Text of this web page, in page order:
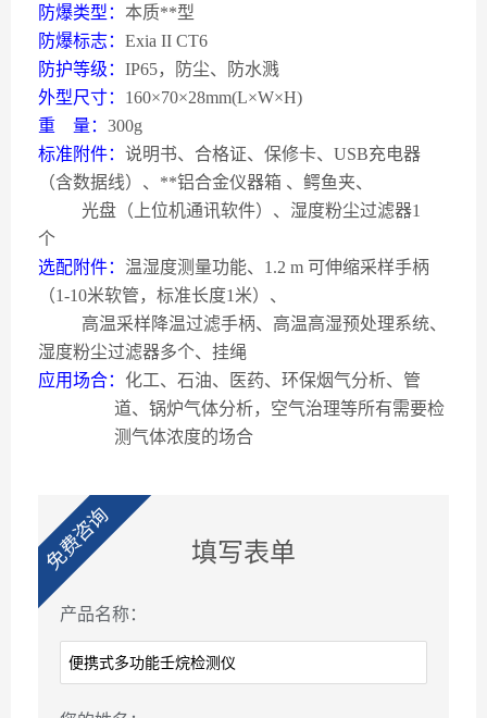
防爆类型： 本质**型
防爆标志： Exia II CT6
防护等级： IP65，防尘、防水溅
外型尺寸： 160×70×28mm(L×W×H)
重
量： 300g
标准附件： 说明书、合格证、保修卡、 USB充电器
（含数据线）、**铝合金仪器箱 、鳄鱼夹、
光盘（上位机通讯软件）、湿度粉尘过滤器1
个
选配附件： 温湿度测量功能、 1.2 m 可伸缩采样手柄
（1-10米软管，标准长度1 米）、
高温采样降温过滤手柄、高温高湿预处理系统、
湿度粉尘过滤器多个、挂绳
应用场合： 化工、石油、医药、环保烟气分析、管
道、锅炉气体分析，空气治理等所有需要检
测气体浓度的场合
免费咨询 填写表单
产品名称：